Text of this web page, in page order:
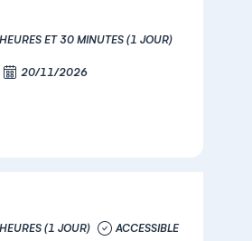
ET 30 MINUTES (1 JOUR)
20/11/2026
(1 JOUR) ACCESSIBLE